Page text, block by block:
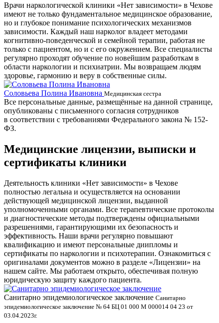
Врачи наркологической клиники «Нет зависимости» в Чехове
имеют не только фундаментальное медицинское образование,
но и глубокое понимание психологических механизмов
зависимости. Каждый наш нарколог владеет методами
когнитивно-поведенческой и семейной терапии, работая не
только с пациентом, но и с его окружением. Все специалисты
регулярно проходят обучение по новейшим разработкам в
области наркологии и психиатрии. Мы возвращаем людям
здоровье, гармонию и веру в собственные силы.
Соловьева Полина Ивановна Медицинская сестра
Все персональные данные, размещённые на данной странице,
опубликованы с письменного согласия сотрудников
в соответствии с требованиями Федерального закона № 152-
ФЗ.
Медицинские лицензии, выписки и
сертификаты клиники
Деятельность клиники «Нет зависимости» в Чехове
полностью легальна и осуществляется на основании
действующей медицинской лицензии, выданной
уполномоченными органами. Все терапевтические протоколы
и диагностические методы подтверждены официальными
разрешениями, гарантирующими их безопасность и
эффективность. Наши врачи регулярно повышают
квалификацию и имеют персональные диипломы и
сертификаты по наркологии и психотерапии. Ознакомиться с
оригиналами документов можно в разделе «Лицензии» на
нашем сайте. Мы работаем открыто, обеспечивая полную
юридическую защиту каждого пациента.
Санитарно эпидемиологическое заключение Санитарно
эпидемиологическое заключение № 64 БЦ 01 000 М 000014 04 23 от
03.04.2023г.